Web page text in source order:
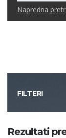
Napredna
FILTERI
Kategorija
Rezultati